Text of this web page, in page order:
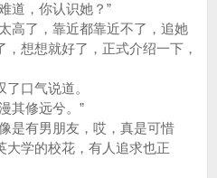
，你认识她？”
了，靠近都靠近不了，追她
想想就好了，正式介绍一下，
口气说道。
其修远兮。”
有男朋友，哎，真是可惜
大学的校花，有人追求也正